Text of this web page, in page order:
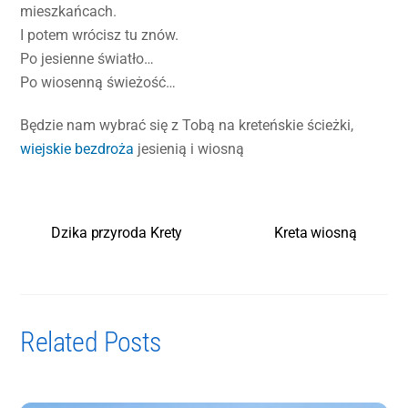
mieszkańcach.
I potem wrócisz tu znów.
Po jesienne światło…
Po wiosenną świeżość…
Będzie nam wybrać się z Tobą na kreteńskie ścieżki,
wiejskie bezdroża jesienią i wiosną
Dzika przyroda Krety Kreta wiosną
Related Posts